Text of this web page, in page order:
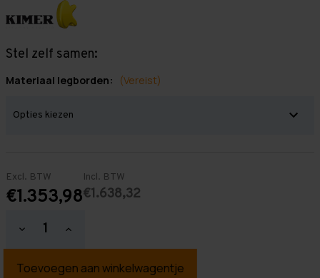
Stel zelf samen:
Materiaal legborden: (Vereist)
Excl. BTW
€1.353,98
Incl. BTW
€1.638,32
Hoeveelheid
verlagen
Grootvakstelling
Hoeveelheid
verhogen
Grootvakstelling